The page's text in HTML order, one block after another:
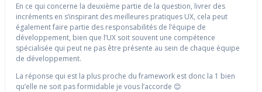
En ce qui concerne la deuxième partie de la question, livrer des
incréments en s’inspirant des meilleures pratiques UX, cela peut
également faire partie des responsabilités de l’équipe de
développement, bien que l’UX soit souvent une compétence
spécialisée qui peut ne pas être présente au sein de chaque équipe
de développement.
La réponse qui est la plus proche du framework est donc la 1 bien
qu’elle ne soit pas formidable je vous l’accorde 😊